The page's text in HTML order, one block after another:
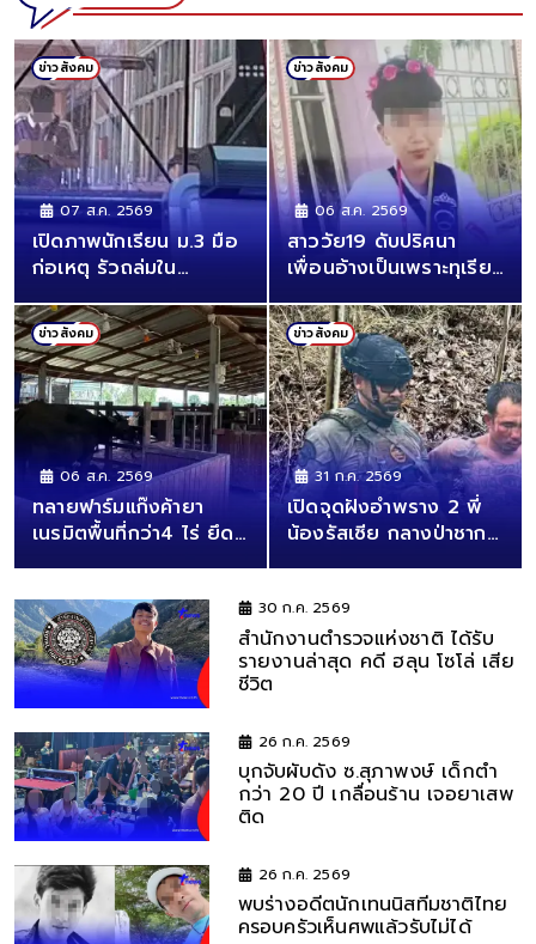
ข่าวสังคม
07 ส.ค. 2569
เปิดภาพนักเรียน ม.3 มือ
ก่อเหตุ รัวถล่มใน
ข่าวสังคม
06 ส.ค. 2569
สาววัย19 ดับปริศนา
เพื่อนอ้างเป็นเพราะทุเรียน
ข่าวสังคม
06 ส.ค. 2569
ทลายฟาร์มแก๊งค้ายา
เนรมิตพื้นที่กว่า4 ไร่ ยึด
ข่าวสังคม
31 ก.ค. 2569
เปิดจุดฝังอำพราง 2 พี่
น้องรัสเซีย กลางป่าชาก
30 ก.ค. 2569
สำนักงานตำรวจแห่งชาติ ได้รับ
รายงานล่าสุด คดี ฮลุน โซโล่ เสีย
ชีวิต
26 ก.ค. 2569
บุกจับผับดัง ซ.สุภาพงษ์ เด็กต่ำ
กว่า 20 ปี เกลื่อนร้าน เจอยาเสพ
ติด
26 ก.ค. 2569
พบร่างอดีตนักเทนนิสทีมชาติไทย
ครอบครัวเห็นศพแล้วรับไม่ได้